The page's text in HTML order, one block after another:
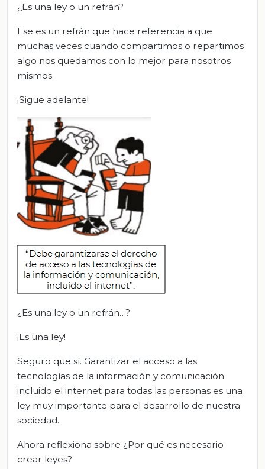
¿Es una ley o un refrán?
Ese es un refrán que hace referencia a que
muchas veces cuando compartimos o repartimos
algo nos quedamos con lo mejor para nosotros
mismos.
¡Sigue adelante!
¿Es una ley o un refrán…?
¡Es una ley!
Seguro que sí. Garantizar el acceso a las
tecnologías de la información y comunicación
incluido el internet para todas las personas es una
ley muy importante para el desarrollo de nuestra
sociedad.
Ahora reflexiona sobre ¿Por qué es necesario
crear leyes?